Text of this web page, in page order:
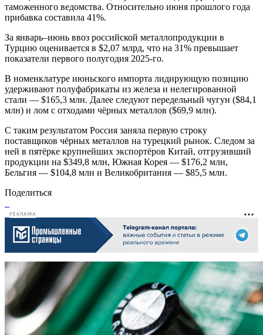
таможенного ведомства. Относительно июня прошлого года
прибавка составила 41%.
За январь–июнь ввоз российской металлопродукции в
Турцию оценивается в $2,07 млрд, что на 31% превышает
показатели первого полугодия 2025-го.
В номенклатуре июньского импорта лидирующую позицию
удерживают полуфабрикаты из железа и нелегированной
стали — $165,3 млн. Далее следуют передельный чугун ($84,1
млн) и лом с отходами чёрных металлов ($69,9 млн).
С таким результатом Россия заняла первую строку
поставщиков чёрных металлов на турецкий рынок. Следом за
ней в пятёрке крупнейших экспортёров Китай, отгрузивший
продукции на $349,8 млн, Южная Корея — $176,2 млн,
Бельгия — $104,8 млн и Великобритания — $85,5 млн.
Поделиться
РЕКЛАМА